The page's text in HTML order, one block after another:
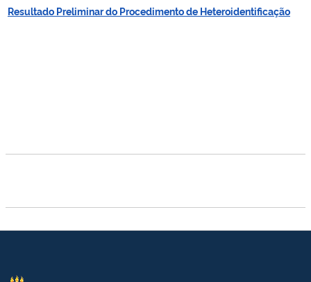
Resultado Preliminar do Procedimento de Heteroidentificação